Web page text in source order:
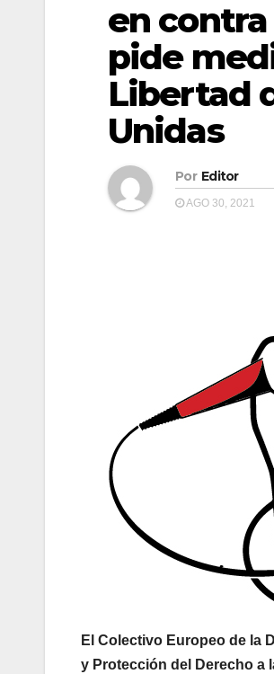
en
pide
Libertad
Unidas
Por Editor
AGO 30, 2021
El Colectivo Europeo de la
y Protección del Derecho a